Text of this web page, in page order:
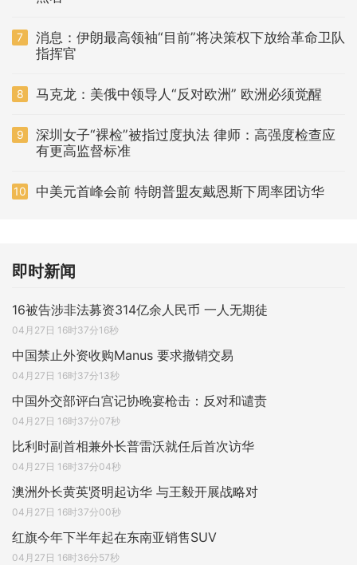
7
消息：伊朗最高领袖“目前”将决策权下放给革命卫队
指挥官
8 马克龙：美俄中领导人“反对欧洲” 欧洲必须觉醒
9
深圳女子“裸检”被指过度执法 律师：高强度检查应
有更高监督标准
10 中美元首峰会前 特朗普盟友戴恩斯下周率团访华
即时新闻
16被告涉非法募资314亿余人民币 一人无期徒
04月27日 16时37分16秒
中国禁止外资收购Manus 要求撤销交易
04月27日 16时37分13秒
中国外交部评白宫记协晚宴枪击：反对和谴责
04月27日 16时37分07秒
比利时副首相兼外长普雷沃就任后首次访华
04月27日 16时37分04秒
澳洲外长黄英贤明起访华 与王毅开展战略对
04月27日 16时37分00秒
红旗今年下半年起在东南亚销售SUV
04月27日 16时36分57秒